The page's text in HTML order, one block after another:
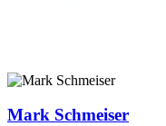
Mark Schmeiser